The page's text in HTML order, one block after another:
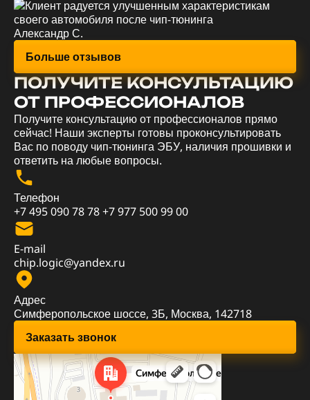
Александр С.
Больше отзывов
ПОЛУЧИТЕ КОНСУЛЬТАЦИЮ
ОТ ПРОФЕССИОНАЛОВ
Получите консультацию от профессионалов прямо
сейчас! Наши эксперты готовы проконсультировать
Вас по поводу чип-тюнинга ЭБУ, наличия прошивки и
ответить на любые вопросы.
Телефон
+7 495 090 78 78+7 977 500 99 00
E-mail
chip.logic@yandex.ru
Адрес
Симферопольское шоссе, 3Б, Москва, 142718
Заказать звонок